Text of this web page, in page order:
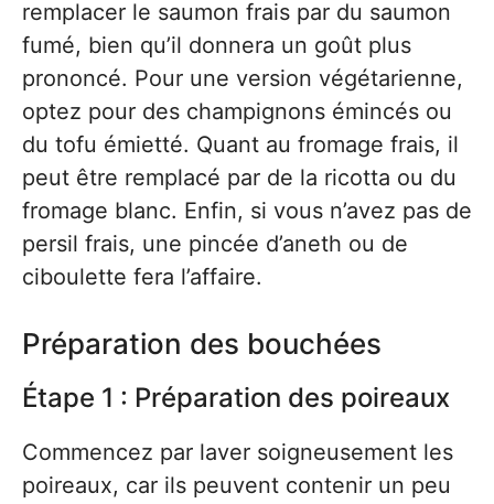
remplacer le saumon frais par du saumon
fumé, bien qu’il donnera un goût plus
prononcé. Pour une version végétarienne,
optez pour des champignons émincés ou
du tofu émietté. Quant au fromage frais, il
peut être remplacé par de la ricotta ou du
fromage blanc. Enfin, si vous n’avez pas de
persil frais, une pincée d’aneth ou de
ciboulette fera l’affaire.
Préparation des bouchées
Étape 1 : Préparation des poireaux
Commencez par laver soigneusement les
poireaux, car ils peuvent contenir un peu